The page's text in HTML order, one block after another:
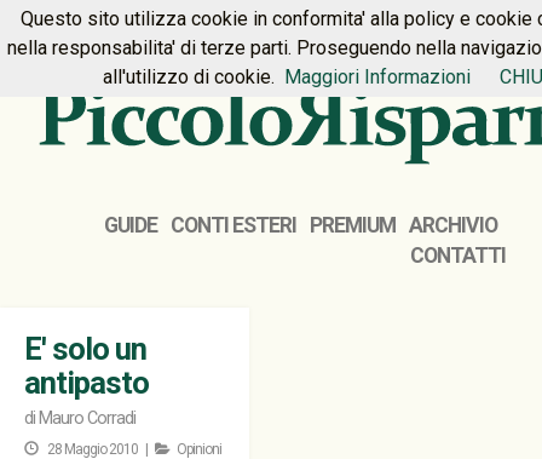
HOME PREMIUM CONTATTI
GUIDE CONTI ESTERI PREMIUM
ARCHIVIO
CONTATTI
E' solo un
antipasto
di Mauro Corradi
28 Maggio 2010 | Opinioni
Questo sito utilizza cookie in conformita' alla policy e cookie
nella responsabilita' di terze parti. Proseguendo nella
all'utilizzo di cookie. Maggiori Informazioni